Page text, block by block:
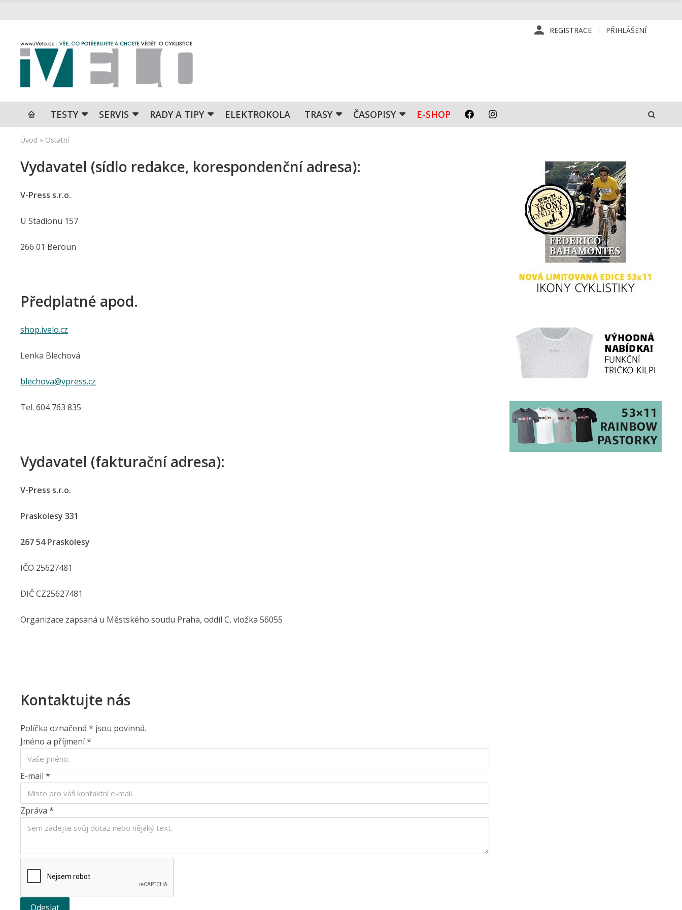
REGISTRACE PŘIHLÁŠENÍ
TESTY SERVIS RADY A TIPY ELEKTROKOLA TRASY ČASOPISY E-SHOP
Úvod » Ostatní
Vydavatel (sídlo redakce, korespondenční adresa):
V-Press s.r.o.
U Stadionu 157
266 01 Beroun
Předplatné apod.
shop.ivelo.cz
Lenka Blechová
blechova@vpress.cz
Tel. 604 763 835
Vydavatel (fakturační adresa):
V-Press s.r.o.
Praskolesy 331
267 54 Praskolesy
IČO 25627481
DIČ CZ25627481
Organizace zapsaná u Městského soudu Praha, oddíl C, vložka 56055
Kontaktujte nás
Políčka označená * jsou povinná.
Jméno a příjmení*
E-mail *
Zpráva *